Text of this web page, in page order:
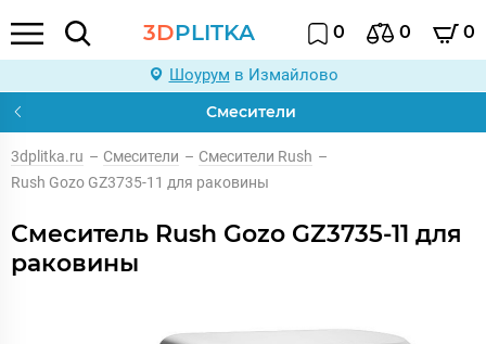
3DPLITKA 0 0 0
Шоурум в Измайлово
Смесители
3dplitka.ru – Смесители – Смесители Rush –
Rush Gozo GZ3735-11 для раковины
Смеситель Rush Gozo GZ3735-11 для
раковины